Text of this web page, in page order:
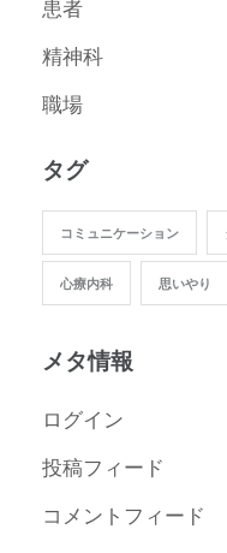
患者
精神科
職場
タグ
コミュニケーション
心療内科 思いやり
メタ情報
ログイン
投稿フィード
コメントフィード